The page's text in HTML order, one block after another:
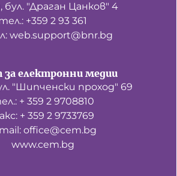
бул. "Драган Цанков" 4
+359 2 93 361
web.support@bnr.bg
за електронни медии
"Шипченски проход" 69
+ 359 2 9708810
+ 359 2 9733769
office@cem.bg
www.cem.bg